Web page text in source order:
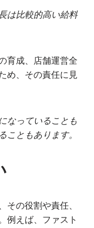
は比較的高い給料
育成、店舗運営全
め、その責任に見
なっていることも
こともあります。
その役割や責任、
例えば、ファスト